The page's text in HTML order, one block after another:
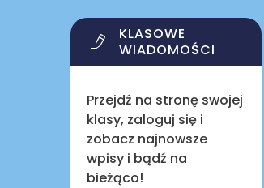
KLASOWE
WIADOMOŚCI
Przejdź na stronę swojej
klasy, zaloguj się i
zobacz najnowsze
wpisy i bądź na
bieżąco!